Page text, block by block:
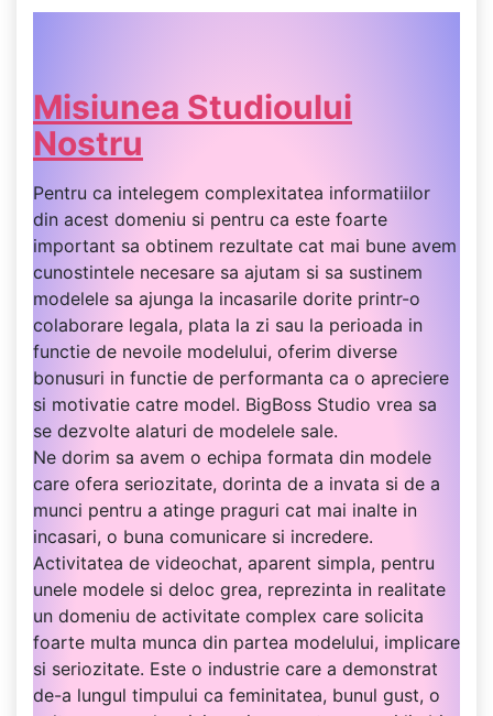
Misiunea Studioului
Nostru
Pentru ca intelegem complexitatea informatiilor
din acest domeniu si pentru ca este foarte
important sa obtinem rezultate cat mai bune avem
cunostintele necesare sa ajutam si sa sustinem
modelele sa ajunga la incasarile dorite printr-o
colaborare legala, plata la zi sau la perioada in
functie de nevoile modelului, oferim diverse
bonusuri in functie de performanta ca o apreciere
si motivatie catre model. BigBoss Studio vrea sa
se dezvolte alaturi de modelele sale.
Ne dorim sa avem o echipa formata din modele
care ofera seriozitate, dorinta de a invata si de a
munci pentru a atinge praguri cat mai inalte in
incasari, o buna comunicare si incredere.
Activitatea de videochat, aparent simpla, pentru
unele modele si deloc grea, reprezinta in realitate
un domeniu de activitate complex care solicita
foarte multa munca din partea modelului, implicare
si seriozitate. Este o industrie care a demonstrat
de-a lungul timpului ca feminitatea, bunul gust, o